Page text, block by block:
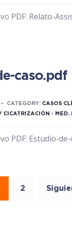
PDF: Relato-
caso.pdf
• CATEGORY: CASOS
CICATRIZACIÓN • MED.
PDF: Estudio-
2